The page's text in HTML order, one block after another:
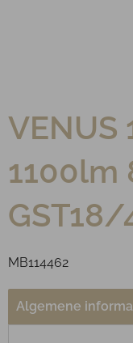
VENUS
1100lm
GST18/
MB114462
Algemene